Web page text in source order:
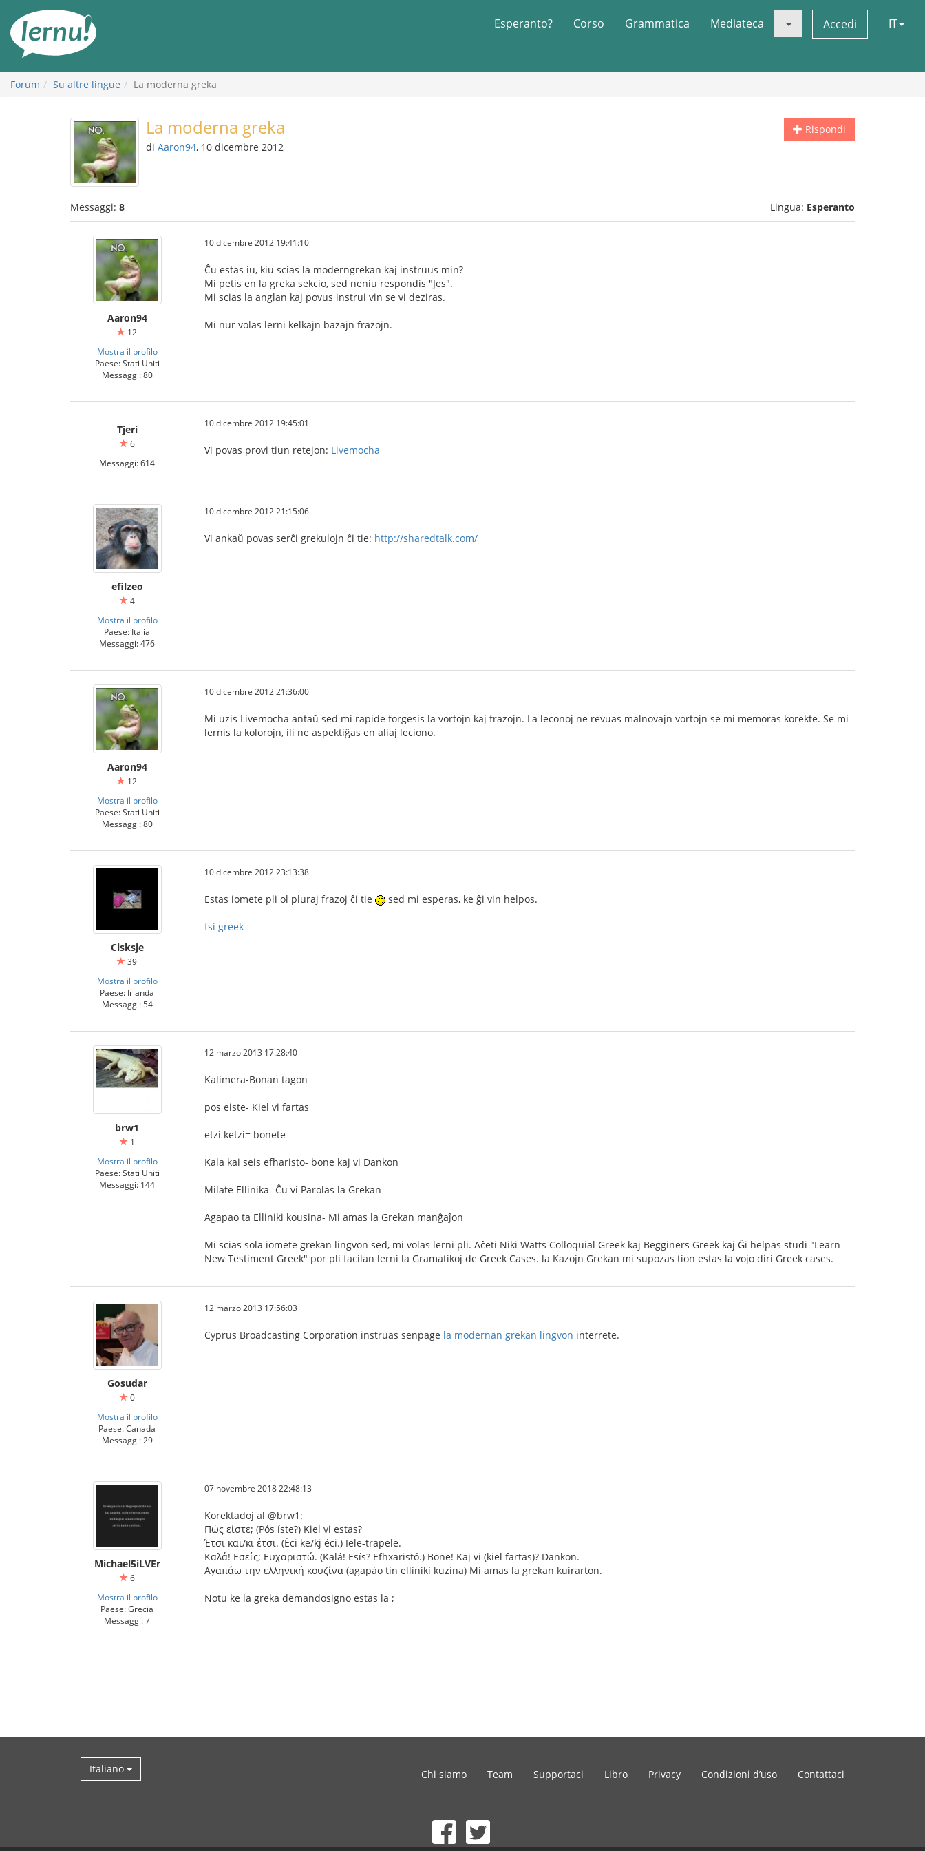
all’indice
Esperanto? Corso Grammatica Mediateca Accedi IT
Forum Su altre lingue La moderna greka
Rispondi
La moderna greka
di Aaron94, 10 dicembre 2012
Messaggi: 8 Lingua: Esperanto
Aaron94
12
Mostra il profilo
Paese: Stati Uniti
Messaggi: 80
10 dicembre 2012 19:41:10
Ĉu estas iu, kiu scias la moderngrekan kaj instruus min?
Mi petis en la greka sekcio, sed neniu respondis "Jes".
Mi scias la anglan kaj povus instrui vin se vi deziras.
Mi nur volas lerni kelkajn bazajn frazojn.
Tjeri
6
Messaggi: 614
10 dicembre 2012 19:45:01
Vi povas provi tiun retejon: Livemocha
efilzeo
4
Mostra il profilo
Paese: Italia
Messaggi: 476
10 dicembre 2012 21:15:06
Vi ankaŭ povas serĉi grekulojn ĉi tie: http://sharedtalk.com/
Aaron94
12
Mostra il profilo
Paese: Stati Uniti
Messaggi: 80
10 dicembre 2012 21:36:00
Mi uzis Livemocha antaŭ sed mi rapide forgesis la vortojn kaj frazojn. La leconoj ne revuas malnovajn vortojn se mi memoras korekte. Se mi
lernis la kolorojn, ili ne aspektiĝas en aliaj leciono.
Cisksje
39
Mostra il profilo
Paese: Irlanda
Messaggi: 54
10 dicembre 2012 23:13:38
Estas iomete pli ol pluraj frazoj ĉi tie sed mi esperas, ke ĝi vin helpos.
fsi greek
brw1
1
Mostra il profilo
Paese: Stati Uniti
Messaggi: 144
12 marzo 2013 17:28:40
Kalimera-Bonan tagon
pos eiste- Kiel vi fartas
etzi ketzi= bonete
Kala kai seis efharisto- bone kaj vi Dankon
Milate Ellinika- Ĉu vi Parolas la Grekan
Agapao ta Elliniki kousina- Mi amas la Grekan manĝaĵon
Mi scias sola iomete grekan lingvon sed, mi volas lerni pli. Aĉeti Niki Watts Colloquial Greek kaj Begginers Greek kaj Ĝi helpas studi "Learn
New Testiment Greek" por pli facilan lerni la Gramatikoj de Greek Cases. la Kazojn Grekan mi supozas tion estas la vojo diri Greek cases.
Gosudar
0
Mostra il profilo
Paese: Canada
Messaggi: 29
12 marzo 2013 17:56:03
Cyprus Broadcasting Corporation instruas senpage la modernan grekan lingvon interrete.
Michael5iLVEr
6
Mostra il profilo
Paese: Grecia
Messaggi: 7
07 novembre 2018 22:48:13
Korektadoj al @brw1:
Πώς είστε; (Pós íste?) Kiel vi estas?
Έτσι και/κι έτσι. (Éci ke/kj éci.) Iele-trapele.
Καλά! Εσείς; Ευχαριστώ. (Kalá! Esís? Efhxaristó.) Bone! Kaj vi (kiel fartas)? Dankon.
Αγαπάω την ελληνική κουζίνα (agapáo tin ellinikí kuzína) Mi amas la grekan kuirarton.
Notu ke la greka demandosigno estas la ;
Italiano Chi siamo Team Supportaci Libro Privacy Condizioni d’uso Contattaci